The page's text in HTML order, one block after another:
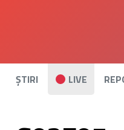
ȘTIRI LIVE